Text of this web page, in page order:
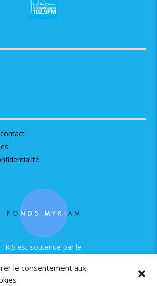
le consentement aux
RJS est soutenue par le